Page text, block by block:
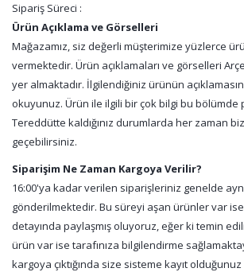
Sipariş Süreci :
Ürün Açıklama ve Görselleri
Mağazamız, siz değerli müşterimize yüzlerce
vermektedir. Ürün açıklamaları ve görselleri
yer almaktadır. İlgilendiğiniz ürünün
okuyunuz. Ürün ile ilgili bir çok bilgi bu bölümde
Tereddütte kaldığınız durumlarda her zaman
geçebilirsiniz.
Siparişim Ne Zaman Kargoya Verilir?
16:00'ya kadar verilen siparişleriniz genelde
gönderilmektedir. Bu süreyi aşan ürünler var
detayında paylaşmış oluyoruz, eğer ki temin
ürün var ise tarafınıza bilgilendirme
kargoya çıktığında size sisteme kayıt